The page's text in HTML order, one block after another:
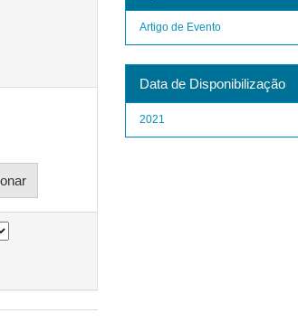
Artigo de Evento
Data de Disponibilização
2021